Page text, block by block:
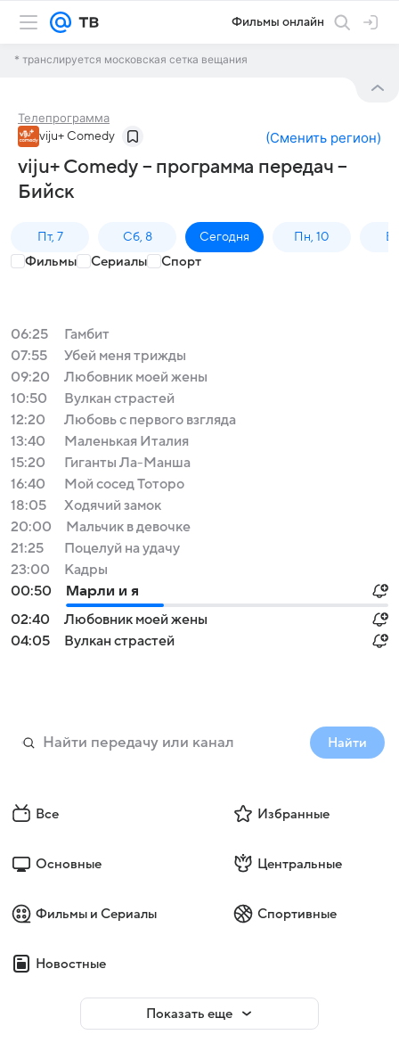
Фильмы онлайн
* транслируется московская сетка вещания
Телепрограмма
viju+ Comedy (Сменить регион)
viju+ Comedy – программа передач –
Бийск
Пт, 7 Сб, 8 Сегодня Пн, 10
Фильмы Сериалы Спорт
06:25
Гамбит
07:55
Убей меня трижды
09:20
Любовник моей жены
10:50
Вулкан страстей
12:20
Любовь с первого взгляда
13:40
Маленькая Италия
15:20
Гиганты Ла-Манша
16:40
Мой сосед Тоторо
18:05
Ходячий замок
20:00
Мальчик в девочке
21:25
Поцелуй на удачу
23:00
Кадры
00:50
Марли и я
02:40
Любовник моей жены
04:05
Вулкан страстей
Найти
Все Избранные
Основные Центральные
Фильмы и Сериалы Спортивные
Новостные
Показать еще